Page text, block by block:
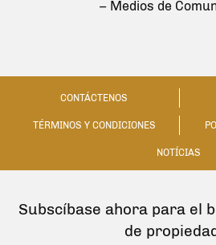
– Medios de
CONTÁCTENOS
TÉRMINOS Y CONDICIONES
NOTÍCIAS
Subscíbase ahora para el
de